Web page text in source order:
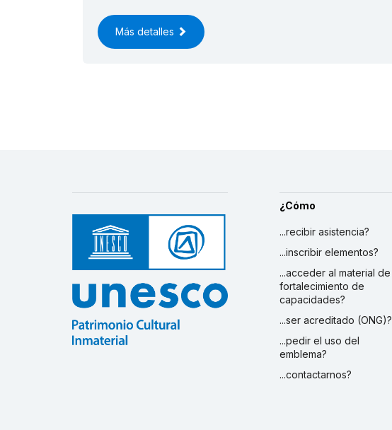
Más detalles
¿Cómo
...recibir asistencia?
...inscribir elementos?
...acceder al material de
fortalecimiento de
capacidades?
...ser acreditado (ONG)?
...pedir el uso del
emblema?
...contactarnos?